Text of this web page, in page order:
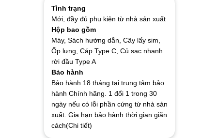
Tình trạng
Mới, đầy đủ phụ kiện từ nhà sản xuất
Hộp bao gồm
Máy, Sách hướng dẫn, Cây lấy sim,
Ốp lưng, Cáp Type C, Củ sạc nhanh
rời đầu Type A
Bảo hành
Bảo hành 18 tháng tại trung tâm bảo
hành Chính hãng. 1 đổi 1 trong 30
ngày nếu có lỗi phần cứng từ nhà sản
xuất. Gia hạn bảo hành thời gian giãn
cách(Chi tiết)